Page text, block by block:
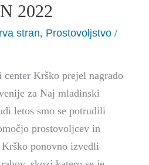
2022
stran, Prostovoljstvo /
Krško prejel nagrado
za Naj mladinski
letos smo se potrudili
prostovoljcev in
ponovno izvedli